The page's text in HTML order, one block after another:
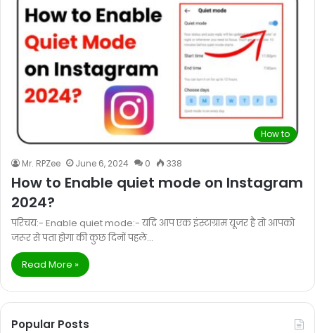
How to
Mr. RPZee June 6, 2024 0 338
How to Enable quiet mode on Instagram
2024?
परिचय:- Enable quiet mode:- यदि आप एक इंस्टाग्राम यूजर है तो आपको
जरूर से पता होगा की कुछ दिनों पहले…
Read More »
Popular Posts